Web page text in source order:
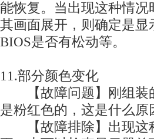
能恢复。当出现这种情
其画面展开，则确定是
BIOS是否有松动等。
11.部分颜色变化
【故障问题】刚组装
是粉红色的，这是什么原
【故障排除】出现这